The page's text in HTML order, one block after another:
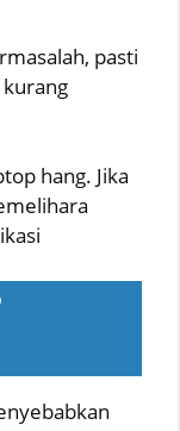
pasti
hang. Jika